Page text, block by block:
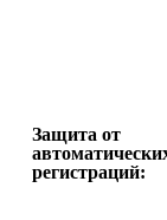
Защита от
регистраций: